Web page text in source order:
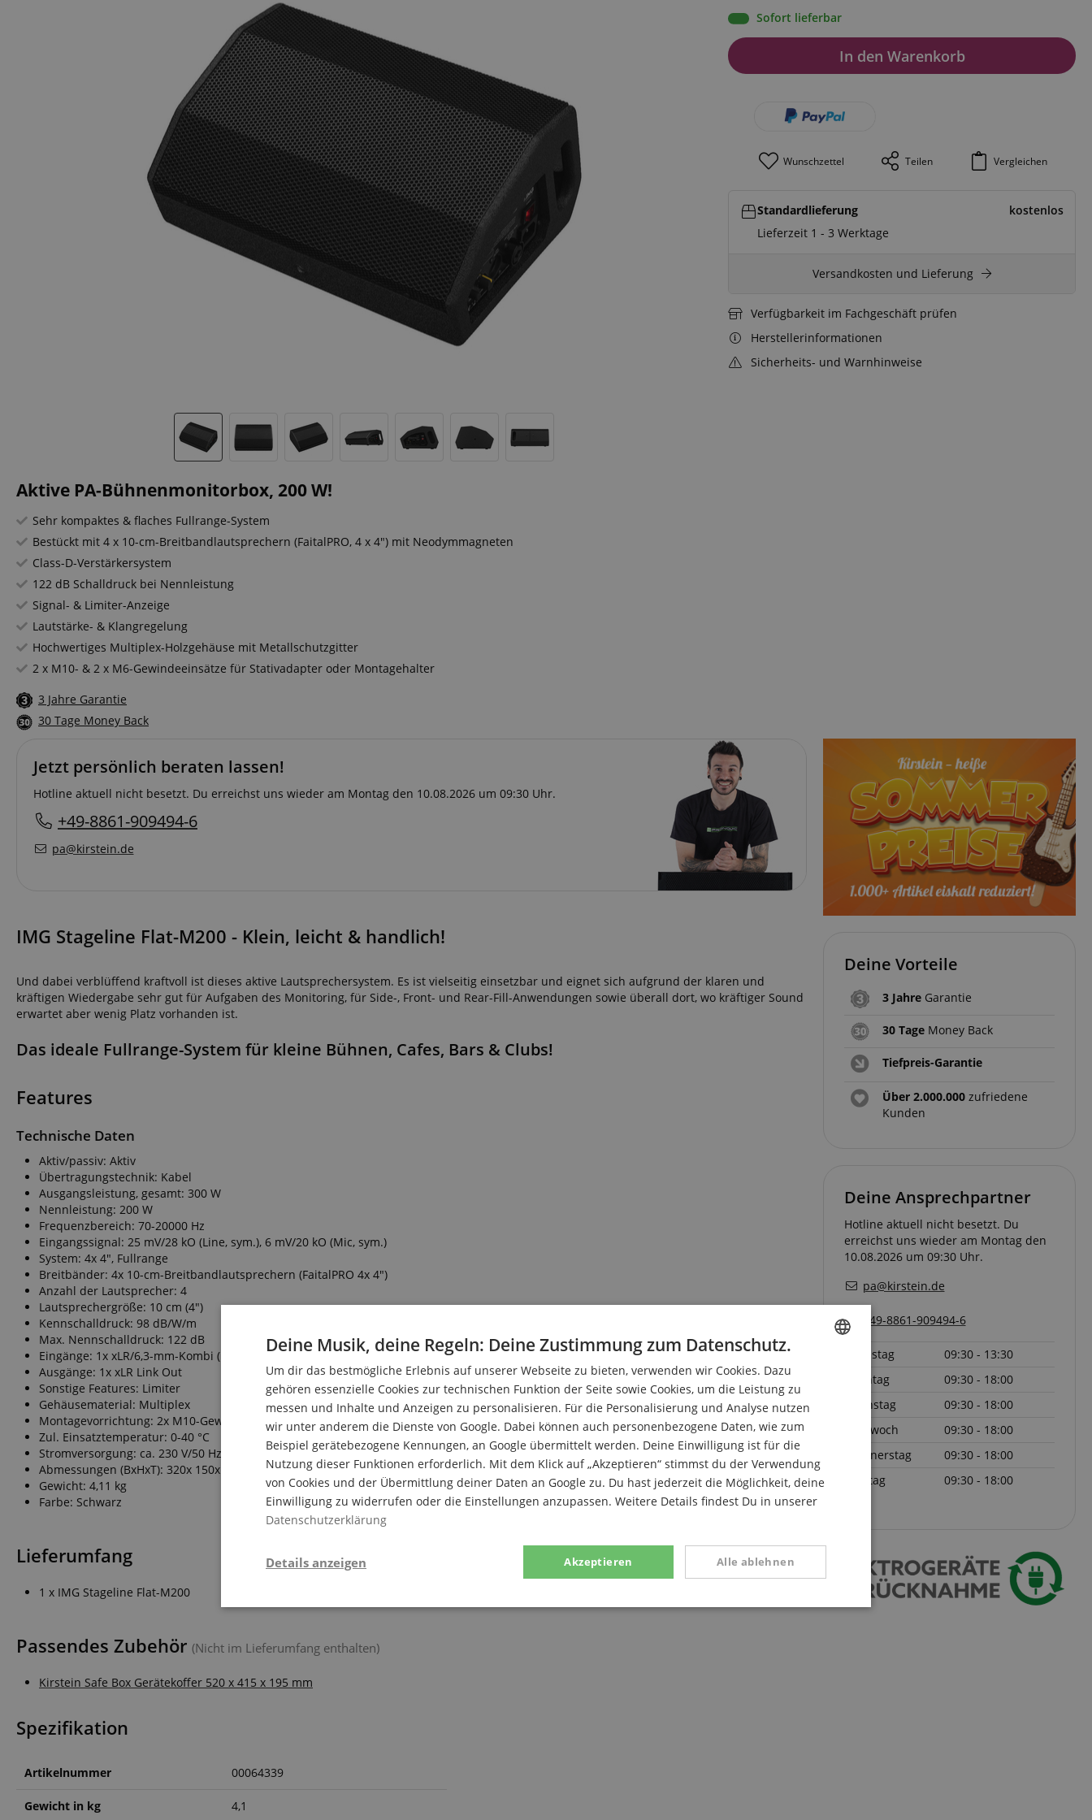
Aktive PA-Bühnenmonitorbox, 200 W!
Sehr kompaktes & flaches Fullrange-System
Bestückt mit 4 x 10-cm-Breitbandlautsprechern (FaitalPRO, 4 x 4") mit Neodymmagneten
Class-D-Verstärkersystem
122 dB Schalldruck bei Nennleistung
Signal- & Limiter-Anzeige
Lautstärke- & Klangregelung
Hochwertiges Multiplex-Holzgehäuse mit Metallschutzgitter
2 x M10- & 2 x M6-Gewindeeinsätze für Stativadapter oder Montagehalter
3 Jahre Garantie
30 Tage Money Back
Sofort lieferbar
In den Warenkorb
Wunschzettel Teilen Vergleichen
Standardlieferung
kostenlos
Lieferzeit 1 - 3 Werktage
Versandkosten und Lieferung
Verfügbarkeit im Fachgeschäft prüfen
Herstellerinformationen
Sicherheits- und Warnhinweise
Jetzt persönlich beraten lassen!
Hotline aktuell nicht besetzt. Du erreichst uns wieder am Montag den 10.08.2026 um 09:30 Uhr.
+49-8861-909494-6
pa@kirstein.de
IMG Stageline Flat-M200 - Klein, leicht & handlich!
Und dabei verblüffend kraftvoll ist dieses aktive Lautsprechersystem. Es ist vielseitig einsetzbar und eignet sich aufgrund der klaren und
kräftigen Wiedergabe sehr gut für Aufgaben des Monitoring, für Side-, Front- und Rear-Fill-Anwendungen sowie überall dort, wo kräftiger Sound
erwartet aber wenig Platz vorhanden ist.
Das ideale Fullrange-System für kleine Bühnen, Cafes, Bars & Clubs!
Features
Technische Daten
Aktiv/passiv: Aktiv
Übertragungstechnik: Kabel
Ausgangsleistung, gesamt: 300 W
Nennleistung: 200 W
Frequenzbereich: 70-20000 Hz
Eingangssignal: 25 mV/28 kO (Line, sym.), 6 mV/20 kO (Mic, sym.)
System: 4x 4", Fullrange
Breitbänder: 4x 10-cm-Breitbandlautsprechern (FaitalPRO 4x 4")
Anzahl der Lautsprecher: 4
Lautsprechergröße: 10 cm (4")
Kennschalldruck: 98 dB/W/m
Max. Nennschalldruck: 122 dB
Eingänge: 1x xLR/6,3-mm-Kombi (Line/Mic)
Ausgänge: 1x xLR Link Out
Sonstige Features: Limiter
Gehäusematerial: Multiplex
Montagevorrichtung: 2x M10-Gewindeeinsätze, 2x M6-Gewindeeinsätze
Zul. Einsatztemperatur: 0-40 °C
Stromversorgung: ca. 230 V/50 Hz/356 VA
Abmessungen (BxHxT): 320x 150x 250 mm
Gewicht: 4,11 kg
Farbe: Schwarz
Lieferumfang
1 x IMG Stageline Flat-M200
Passendes Zubehör (Nicht im Lieferumfang enthalten)
Kirstein Safe Box Gerätekoffer 520 x 415 x 195 mm
Spezifikation
Artikelnummer 00064339
Gewicht in kg 4,1
Deine Vorteile
3 Jahre Garantie
30 Tage Money Back
Tiefpreis-Garantie
Über 2.000.000 zufriedene
Kunden
Deine Ansprechpartner
Hotline aktuell nicht besetzt. Du
erreichst uns wieder am Montag den
10.08.2026 um 09:30 Uhr.
pa@kirstein.de
+49-8861-909494-6
Samstag
09:30 - 13:30
Montag
09:30 - 18:00
Dienstag
09:30 - 18:00
Mittwoch
09:30 - 18:00
Donnerstag
09:30 - 18:00
Freitag
09:30 - 18:00
DUTCH
ITALIAN
SPANISH
Deine Musik, deine Regeln: Deine Zustimmung zum Datenschutz.
Um dir das bestmögliche Erlebnis auf unserer Webseite zu bieten, verwenden wir Cookies. Dazu
gehören essenzielle Cookies zur technischen Funktion der Seite sowie Cookies, um die Leistung zu
messen und Inhalte und Anzeigen zu personalisieren. Für die Personalisierung und Analyse nutzen
wir unter anderem die Dienste von Google. Dabei können auch personenbezogene Daten, wie zum
Beispiel gerätebezogene Kennungen, an Google übermittelt werden. Deine Einwilligung ist für die
Nutzung dieser Funktionen erforderlich. Mit dem Klick auf „Akzeptieren“ stimmst du der Verwendung
von Cookies und der Übermittlung deiner Daten an Google zu. Du hast jederzeit die Möglichkeit, deine
Einwilligung zu widerrufen oder die Einstellungen anzupassen. Weitere Details findest Du in unserer
Datenschutzerklärung
Akzeptieren Alle ablehnen
Details anzeigen
Statistik Marketing Funktional
nicht verwendet werden, um einen bestimmten Besucher direkt zu identifizieren.